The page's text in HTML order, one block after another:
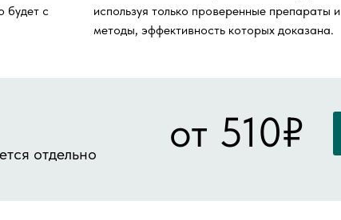
будет с
используя только проверенные препараты и
методы, эффективность которых доказана.
отдельно от 510₽